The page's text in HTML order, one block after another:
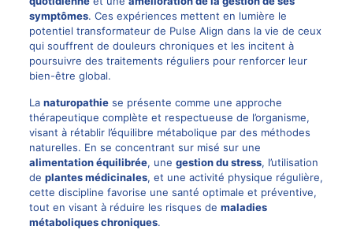
symptômes. Ces expériences mettent en lumière le
potentiel transformateur de Pulse Align dans la vie de ceux
qui souffrent de douleurs chroniques et les incitent à
poursuivre des traitements réguliers pour renforcer leur
bien-être global.
La naturopathiese présente comme une approche
thérapeutique complète et respectueuse de l’organisme,
visant à rétablir l’équilibre métabolique par des méthodes
naturelles. En se concentrant sur misé sur une
alimentation équilibrée, une gestion du stress, l’utilisation
de plantes médicinales, et une activité physique régulière,
cette discipline favorise une santé optimale et préventive,
tout en visant à réduire les risques de maladies
métaboliques chroniques.